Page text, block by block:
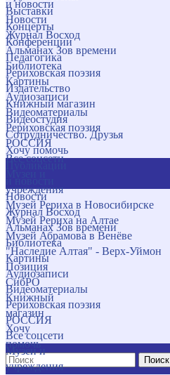
и новости
Новости
Журнал Восход
Альманах Зов времени
Библиотека
Картины
Аудиозаписи
Видеоматериалы
Рериховская поэзия
РОССИЯ
Все соцсети
учреждения
Музей Рериха в Новосибирске
Музей Рериха на Алтае
Музей Абрамова в Венёве
"Наследие Алтая" - Верх-Уймон
Позиция
СибРО
Книжный
магазин
Хочу
помочь
Поиск
Выставки
Концерты
Конференции
Педагогика
Рериховская поэзия
Издательство
Книжный магазин
Видеостудия
Сотрудничество. Друзья
Хочу помочь
Новости
Журнал Восход
Альманах Зов времени
Библиотека
Картины
Аудиозаписи
Видеоматериалы
Рериховская поэзия
РОССИЯ
Все соцсети
Музеи и
учреждения